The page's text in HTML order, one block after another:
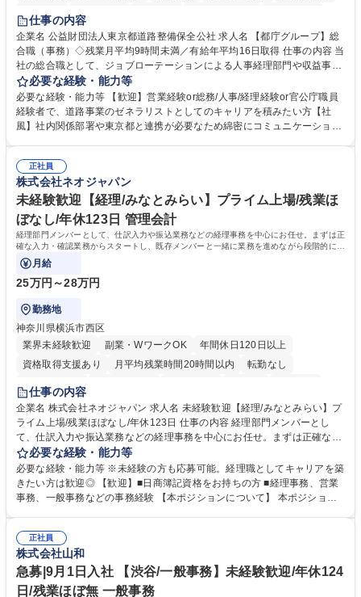
研修あり
退職金あり
駅近5分以内
資格取得手当あり 食事補助あり
仕事の内容
企業名 公益財団法人東京都道路整備保全公社 求人名 【都庁グループ】総
合職（事務）◇残業月平均9時間未満／有給年平均16日取得 仕事の内容 当
社の総合職として、ジョブローテーションによる人事経理部門や収益事業
等のフロント部門の部署等幅広い部署での業務をお任せいたします。研修
制度やキャリア支援が充実しております！ ※下記業務詳細 【業務詳細】■
管理部門：広報、人事、経理など当公社の運営に係る管理業務 ■収益部
門：駐車場の新規開拓、管理運営、新宿駅西口広場の「イベントコーナ
道路施設や道路工事現場の見学ツアー事業 ※入社後は上記いずれかの部門
へ配属。※業務内容変更の範囲：会社の定める業務 募集職種 【都庁グル
ープ】総合職（事務）◇残業月平均9時間未満／有給年平均16日取得
必要な経験・能力等
必要な経験・能力等 【歓迎】営業経験or総務/人事/経理経験or官公庁職員
経験者で、道路事業のゼネラリストとしてのキャリアを積みたい方【社
風】社内関係部署や東京都と連携が必要なため綿密にコミュニケーション
部門など多岐に渡る業務を経験できます。 ■様々なプロジェクト：駐車場
事業の他、新宿駅西口広場内に設置された照明を兼ねた広告「ブライトサ
イン」の管理運営を行うなど、事業収益を生み出す活動を積極的に行って
います。 学歴・資格 学歴：大学院 大学 高専 短大 専修学校 高校 語学力：
資格：
正社員
株式会社ネオジャパン
未経験歓迎【経理/みなとみらい】プライム上場/残業ほ
ぼなし/年休123日 管理会計
経理部門メンバーとして、仕訳入力や振込業務などの経理事務を中心にお任せ。まずは正
確な入力・確認業務からスタートし、既存メンバーと一緒に業務を進めながら段階的に経
理知識を身につけていただきます。
月給
25万円～28万円
勤務地
神奈川県横浜市西区
業界未経験歓迎
副業・WワークOK
年間休日120日以上
資格取得支援あり
月平均残業時間20時間以内
転勤なし
未経験者歓迎
完全週休2日制
交通費支給 駅近5分以内 土日祝休み
服装自由
寮・社宅あり
仕事の内容
企業名 株式会社ネオジャパン 求人名 未経験歓迎【経理/みなとみらい】プ
ライム上場/残業ほぼなし/年休123日 仕事の内容 経理部門メンバーとし
て、仕訳入力や振込業務などの経理事務を中心にお任せ。まずは正確な入
力・確認業務からスタートし、既存メンバーと一緒に業務を進めながら段
階的に経理知識を身につけていただきます。 【具体的には】 ■社内稟議に
基づく仕訳入力 ■月末の振込業務 ■明細作成 ■伝票処理、記帳業務 ■既存
メンバーの業務サポート 【将来的には】 ■月次決算補助 ■四半期・年次決
想定です。 募集職種 未経験歓迎【経理/みなとみらい】プライム上場/残業
ほぼなし/年休123日
必要な経験・能力等
必要な経験・能力等 ※未経験の方も応募可能。経理職としてキャリアを築
きたい方は歓迎◎ 【歓迎】■日商簿記資格をお持ちの方 ■経理事務、営業
事務、一般事務などの事務経験 【本ポジションについて】 本ポジション
当し、3～5年をかけて月次決算・四半期決算・開示資料作成補助などへス
テップアップできます。また、残業は通常月ほぼなく、決算月でも10時間
未満のため、無理なく経理として専門性を身につけられる環境です。 学
歴・資格 学歴：大学院 大学 高専 短大 専修学校 高校 語学力： 資格：日商
正社員
株式会社山和
急募|9月1日入社 【渋谷/一般事務】未経験歓迎/年休124
日/残業ほぼ無 一般事務